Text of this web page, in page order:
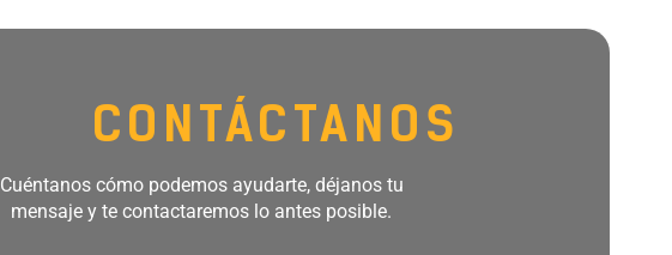
CONTÁCTANOS
Cuéntanos cómo podemos ayudarte, déjanos tu
mensaje y te contactaremos lo antes posible.